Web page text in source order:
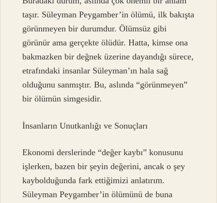
taşır. Süleyman Peygamber’in ölümü, ilk bakışta
görünmeyen bir durumdur. Ölümsüz gibi
görünür ama gerçekte ölüdür. Hatta, kimse ona
bakmazken bir değnek üzerine dayandığı sürece,
etrafındaki insanlar Süleyman’ın hala sağ
olduğunu sanmıştır. Bu, aslında “görünmeyen”
bir ölümün simgesidir.
İnsanların Unutkanlığı ve Sonuçları
Ekonomi derslerinde “değer kaybı” konusunu
işlerken, bazen bir şeyin değerini, ancak o şey
kaybolduğunda fark ettiğimizi anlatırım.
Süleyman Peygamber’in ölümünü de buna